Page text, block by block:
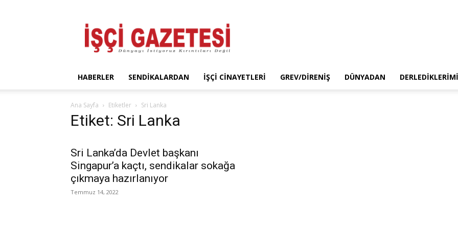
Gazetesi
HABERLER SENDIKALARDAN İŞÇI CINAYETLERI GREV/DIRENIŞ DÜNYADAN
Ana Sayfa Etiketler Sri Lanka
Etiket: Sri Lanka
Sri Lanka’da Devlet başkanı
Singapur’a kaçtı, sendikalar sokağa
çıkmaya hazırlanıyor
Temmuz 14, 2022